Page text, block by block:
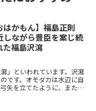
はかもん】福島正則
しながら豊臣を案じ続
た福島沢瀉
」といわれています。沢瀉
です。オモダカは水辺に自
矢を立てたように、また葉